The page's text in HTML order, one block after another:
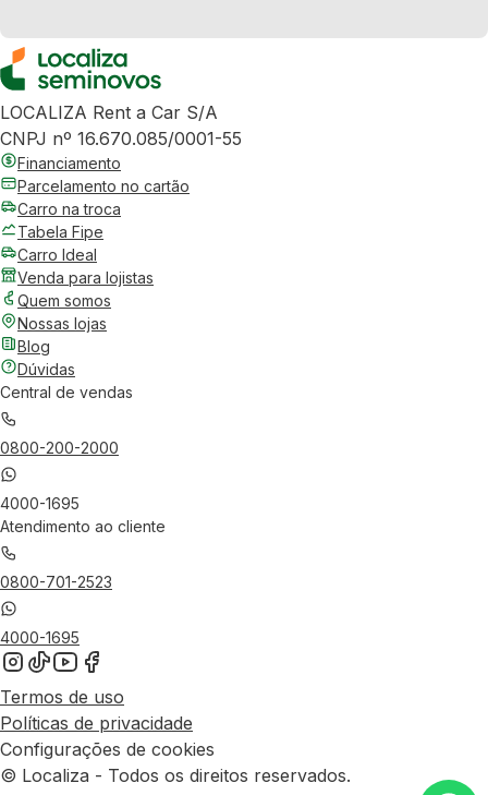
LOCALIZA Rent a Car S/A
CNPJ nº 16.670.085/0001-55
Financiamento
Parcelamento no cartão
Carro na troca
Tabela Fipe
Carro Ideal
Venda para lojistas
Quem somos
Nossas lojas
Blog
Dúvidas
Central de vendas
0800-200-2000
4000-1695
Atendimento ao cliente
0800-701-2523
4000-1695
Termos de uso
Políticas de privacidade
Configurações de cookies
© Localiza - Todos os direitos reservados.